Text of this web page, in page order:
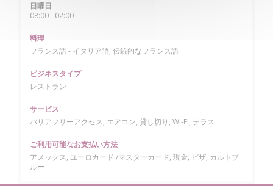
日曜日
08:00 - 02:00
料理
フランス語 - イタリア語, 伝統的なフランス語
ビジネスタイプ
レストラン
サービス
バリアフリーアクセス, エアコン, 貸し切り, WI-FI, テラス
ご利用可能なお支払い方法
アメックス, ユーロカード /マスターカード, 現金, ビザ, カルトブ
ルー